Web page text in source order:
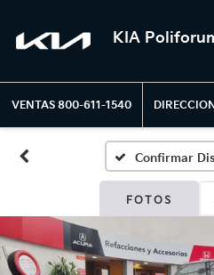
KIA
VENTAS 800-611-1540
Confirmar
FOTOS